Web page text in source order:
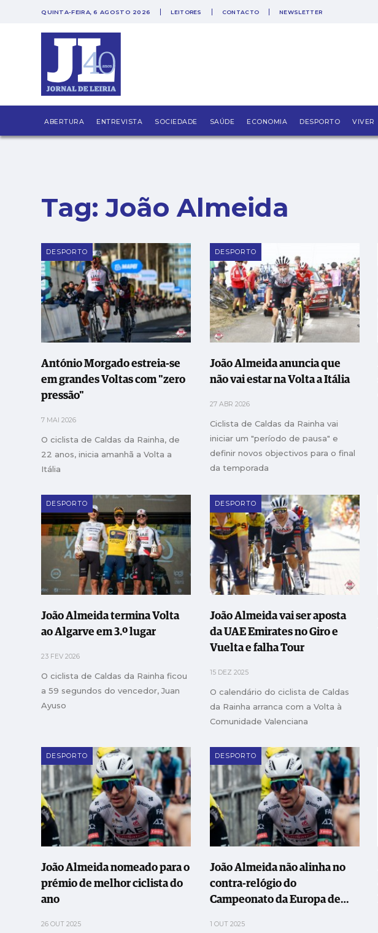
QUINTA-FEIRA, 6 AGOSTO 2026 LEITORES CONTACTO NEWSLETTER
ABERTURA ENTREVISTA SOCIEDADE SAÚDE ECONOMIA DESPORTO VIVER
Tag:João Almeida
DESPORTO
António Morgado estreia-se
em grandes Voltas com "zero
pressão"
7 MAI 2026
O ciclista de Caldas da Rainha, de
22 anos, inicia amanhã a Volta a
Itália
DESPORTO
João Almeida anuncia que
não vai estar na Volta a Itália
27 ABR 2026
Ciclista de Caldas da Rainha vai
iniciar um "período de pausa" e
definir novos objectivos para o final
da temporada
DESPORTO
João Almeida termina Volta
ao Algarve em 3.º lugar
23 FEV 2026
O ciclista de Caldas da Rainha ficou
a 59 segundos do vencedor, Juan
Ayuso
DESPORTO
João Almeida vai ser aposta
da UAE Emirates no Giro e
Vuelta e falha Tour
15 DEZ 2025
O calendário do ciclista de Caldas
da Rainha arranca com a Volta à
Comunidade Valenciana
DESPORTO
João Almeida nomeado para o
prémio de melhor ciclista do
ano
26 OUT 2025
DESPORTO
João Almeida não alinha no
contra-relógio do
Campeonato da Europa de
1 OUT 2025